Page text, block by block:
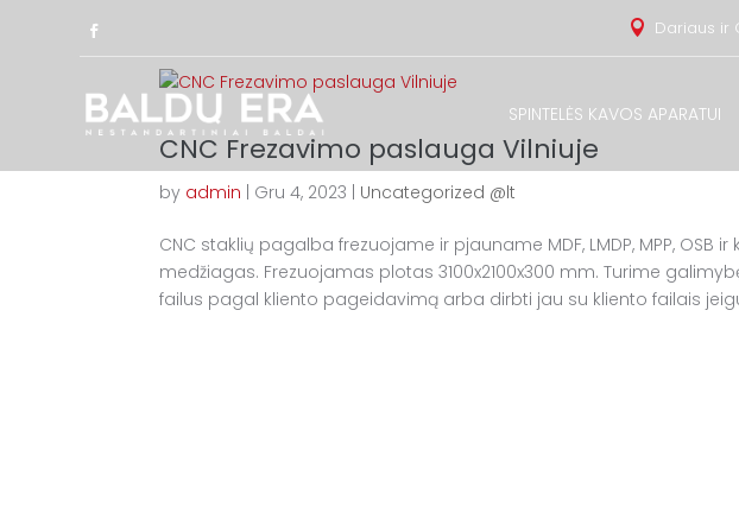
 Dariaus ir
SPINTELĖS KAVOS APARATUI
CNC Frezavimo paslauga Vilniuje
by admin Gru 4, 2023 Uncategorized @lt
CNC staklių pagalba frezuojame ir pjauname MDF, LMDP, MPP, OSB
medžiagas. Frezuojamas plotas 3100x2100x300 mm. Turime
failus pagal kliento pageidavimą arba dirbti jau su kliento failais